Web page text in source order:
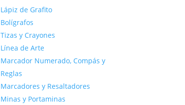
Lápiz de Grafito
Bolígrafos
Tizas y Crayones
Línea de Arte
Marcador Numerado, Compás y
Reglas
Marcadores y Resaltadores
Minas y Portaminas